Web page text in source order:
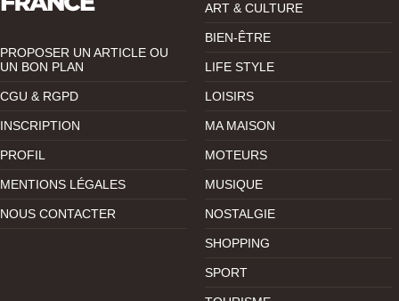
PROPOSER UN ARTICLE OU
UN BON PLAN
CGU & RGPD
INSCRIPTION
PROFIL
MENTIONS LÉGALES
NOUS CONTACTER
ART & CULTURE
BIEN-ÊTRE
LIFE STYLE
LOISIRS
MA MAISON
MOTEURS
MUSIQUE
NOSTALGIE
SHOPPING
SPORT